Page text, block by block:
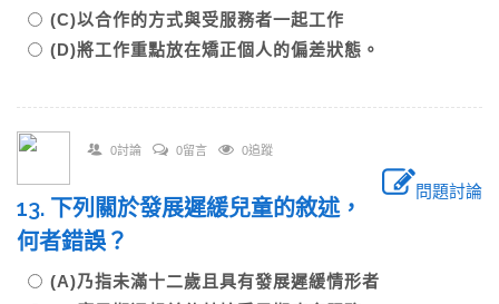
(C)以合作的方式與受服務者一起工作
(D)將工作重點放在矯正個人的偏差狀態。
0討論 0留言 0追蹤
問題討論
13. 下列關於發展遲緩兒童的敘述，
何者錯誤？
(A)乃指未滿十二歲且具有發展遲緩情形者